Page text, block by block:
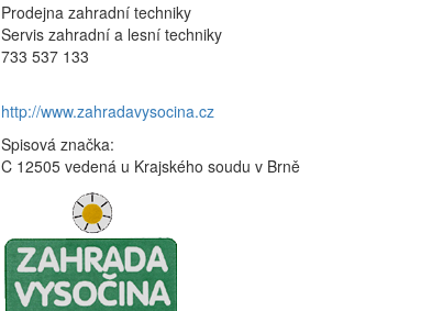
Prodejna zahradní techniky
Servis zahradní a lesní techniky
733 537 133
http://www.zahradavysocina.cz
Spisová značka:
C 12505 vedená u Krajského soudu v Brně